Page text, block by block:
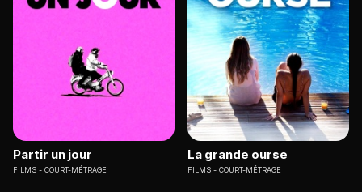
Partir un jour
FILMS COURT-MÉTRAGE
La grande ourse
FILMS COURT-MÉTRAGE